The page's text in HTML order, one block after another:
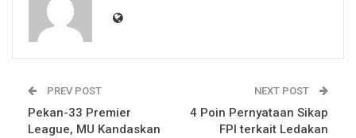
PREV POST
Pekan-33 Premier
League, MU Kandaskan
NEXT POST
4 Poin Pernyataan Sikap
FPI terkait Ledakan